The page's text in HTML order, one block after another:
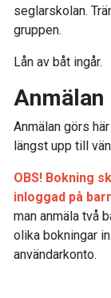
seglarskolan.
gruppen.
Lån av båt ingår.
Anmälan
Anmälan görs
längst upp till
OBS! Bokning
inloggad på
man anmäla två
olika bokningar
användarkonto.